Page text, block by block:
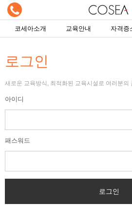
코세아소개 교육안내 자격증
로그인
새로운 교육방식, 최적화된 교육시설로 여러분의
아이디
패스워드